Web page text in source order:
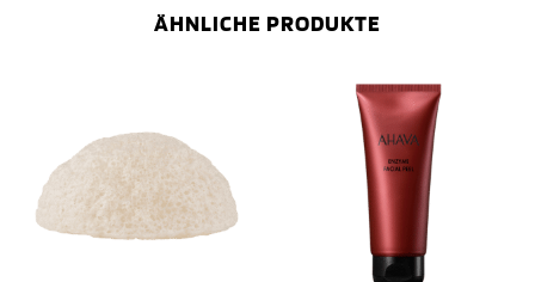
ÄHNLICHE PRODUKTE